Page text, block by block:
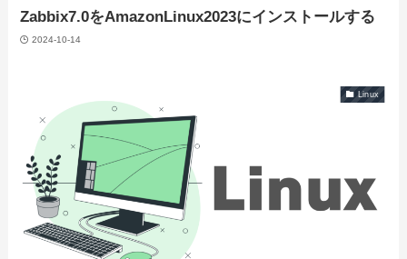
Zabbix7.0をAmazonLinux2023にインストールする
2024-10-14
Linux